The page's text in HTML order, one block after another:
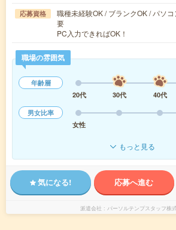
応募資格
職種未経験OK / ブランクOK / パソ
要
PC入力できればOK！
職場の雰囲気
年齢層
20代
30代 40代
男女比率
女性
もっと見る
気になる! 応募へ進む
派遣会社 パーソルテンプスタッフ株